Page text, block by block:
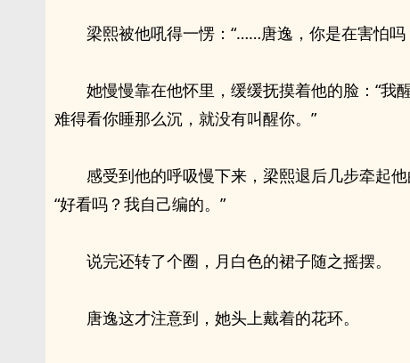
梁熙被他吼得一愣：“……唐逸，你是在害怕吗
她慢慢靠在他怀里，缓缓抚摸着他的脸：“我
难得看你睡那么沉，就没有叫醒你。”
感受到他的呼吸慢下来，梁熙退后几步牵起
“好看吗？我自己编的。”
说完还转了个圈，月白色的裙子随之摇摆。
唐逸这才注意到，她头上戴着的花环。